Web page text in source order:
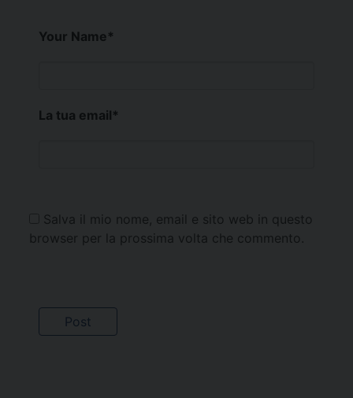
Your Name*
La tua email*
Salva il mio nome, email e sito web in questo
browser per la prossima volta che commento.